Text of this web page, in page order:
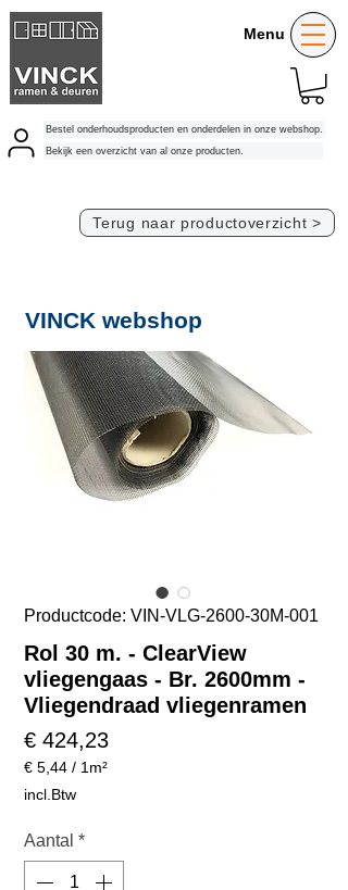
Bekijk een overzicht van al onze producten.
Bestel onderhoudsproducten en onderdelen in onze webshop.
Menu
Terug naar productoverzicht >
VINCK webshop
Productcode: VIN-VLG-2600-30M-001
Rol 30 m. - ClearView
vliegengaas - Br. 2600mm -
Vliegendraad vliegenramen
€ 424,23Prijs
€ 5,44 / 1m²
€ 5,44
per
Vierkante
meter
incl.Btw
Aantal *